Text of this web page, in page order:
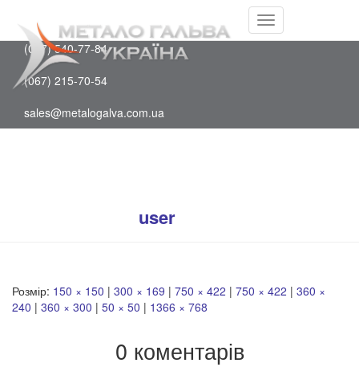
(067) 540-77-84
(067) 215-70-54
sales@metalogalva.com.ua
Перемкнути
user
Розмір: 150 × 150 | 300 × 169 | 750 × 422 | 750 × 422 | 360 ×
240 | 360 × 300 | 50 × 50 | 1366 × 768
0 коментарів